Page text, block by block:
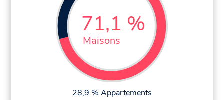
71,1 %
Maisons
28,9 % Appartements